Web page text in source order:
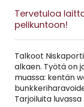
Tervetuloa
pelikuntoon!
Talkoot
alkaen. Työtä on
muassa: kentän
Tarjoiluita